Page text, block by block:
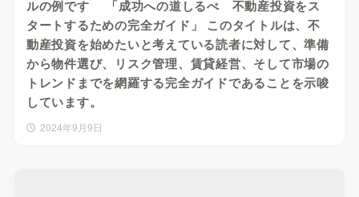
ルの例です 「成功への道しるべ 不動産投資をス
タートするための完全ガイド」 このタイトルは、不
動産投資を始めたいと考えている読者に対して、準備
から物件選び、リスク管理、賃貸経営、そして市場の
トレンドまでを網羅する完全ガイドであることを示唆
しています。
2024年9月9日